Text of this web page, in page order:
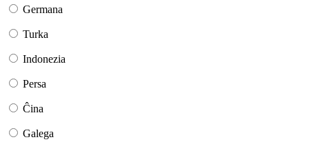
Germana
Turka
Indonezia
Persa
Ĉina
Galega